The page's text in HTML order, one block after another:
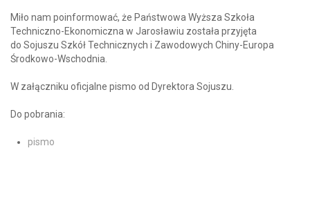
Miło nam poinformować, że Państwowa Wyższa Szkoła
Techniczno-Ekonomiczna w Jarosławiu została przyjęta
do Sojuszu Szkół Technicznych i Zawodowych Chiny-Europa
Środkowo-Wschodnia.
W załączniku oficjalne pismo od Dyrektora Sojuszu.
Do pobrania:
pismo